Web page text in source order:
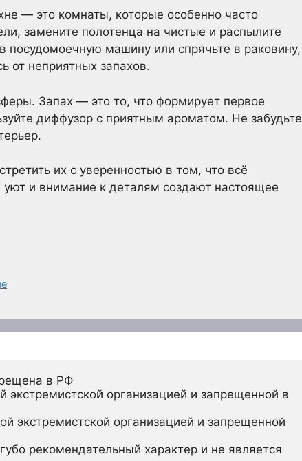
— это комнаты, которые особенно часто
замените полотенца на чистые и распылите
посудомоечную машину или спрячьте в раковину,
от неприятных запахов.
Запах — это то, что формирует первое
диффузор с приятным ароматом. Не забудьте
их с уверенностью в том, что всё
и внимание к деталям создают настоящее
в РФ
организацией и запрещенной в
экстремистской организацией и запрещенной
рекомендательный характер и не является